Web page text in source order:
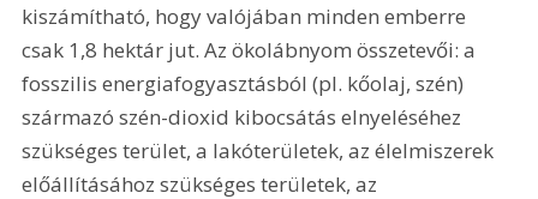
kiszámítható, hogy valójában minden emberre
csak 1,8 hektár jut. Az ökolábnyom összetevői: a
fosszilis energiafogyasztásból (pl. kőolaj, szén)
származó szén-dioxid kibocsátás elnyeléséhez
szükséges terület, a lakóterületek, az élelmiszerek
előállításához szükséges területek, az